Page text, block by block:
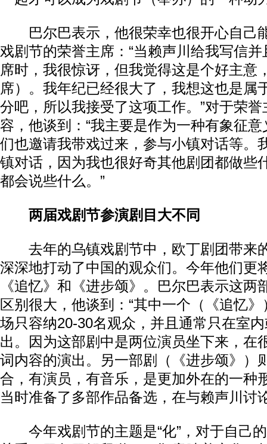
巴尔巴表示，他很荣幸也很开心自己
戏剧节的荣誉主席：“当赖声川给我写信
席时，我很惊讶，但我觉得这是个好主意
席）。我年纪已经很大了，我想这也是属
分吧，所以我接受了这项工作。”对于荣
容，他谈到：“我主要是作为一种有象征
们也邀请我带戏过来，参与小镇对话等。
镇对话，因为我也很好奇其他剧团都做些
都会说些什么。”
两届戏剧节参演剧目大不同
去年的乌镇戏剧节中，欧丁剧团带来
深深地打动了中国的观众们。今年他们更
《追忆》和《进步颂》。巴尔巴表示这两
区别很大，他谈到：“其中一个（《追忆
场只容纳20-30名观众，并且通常只在室
出。因为这部剧中是两位演员坐下来，在
词内容的演出。另一部剧（《进步颂》）
合，有演员，有音乐，是更加外在的一种
当时准备了多部作品备选，在与赖声川讨
今年戏剧节的主题是“化”，对于自己